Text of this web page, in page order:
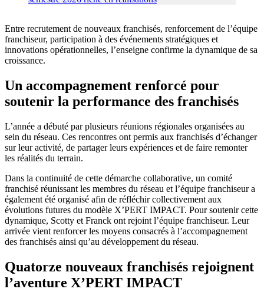
Entre recrutement de nouveaux franchisés, renforcement de l’équipe
franchiseur, participation à des événements stratégiques et
innovations opérationnelles, l’enseigne confirme la dynamique de sa
croissance.
Un accompagnement renforcé pour
soutenir la performance des franchisés
L’année a débuté par plusieurs réunions régionales organisées au
sein du réseau. Ces rencontres ont permis aux franchisés d’échanger
sur leur activité, de partager leurs expériences et de faire remonter
les réalités du terrain.
Dans la continuité de cette démarche collaborative, un comité
franchisé réunissant les membres du réseau et l’équipe franchiseur a
également été organisé afin de réfléchir collectivement aux
évolutions futures du modèle X’PERT IMPACT. Pour soutenir cette
dynamique, Scotty et Franck ont rejoint l’équipe franchiseur. Leur
arrivée vient renforcer les moyens consacrés à l’accompagnement
des franchisés ainsi qu’au développement du réseau.
Quatorze nouveaux franchisés rejoignent
l’aventure X’PERT IMPACT